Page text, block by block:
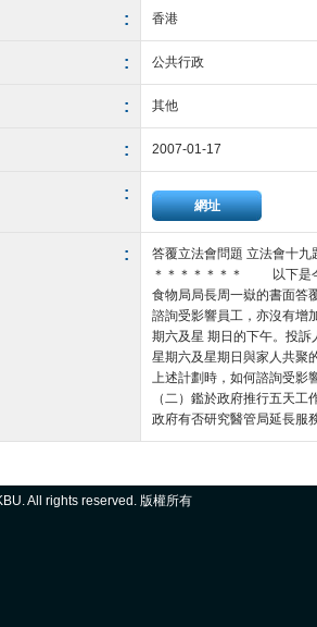
: 香港
: 公共行政
: 其他
: 2007-01-17
:
網址
:
答覆立法會問題 立法會十九
＊＊＊＊＊＊＊ 以下是今
食物局局長周一嶽的書面
諮詢受影響員工，亦沒有增
期六及星 期日的下午。投
星期六及星期日與家人共聚
上述計劃時，如何諮詢受影
（二）鑑於政府推行五天
政府有否研究醫管局延長服
All rights reserved. 版權所有